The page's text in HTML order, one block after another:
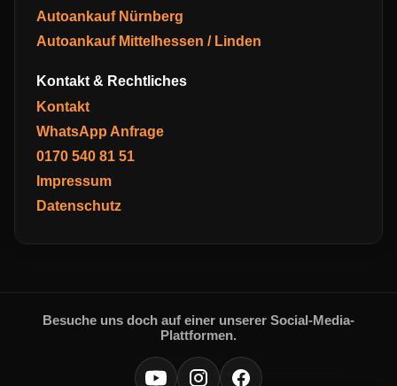
Autoankauf Nürnberg
Autoankauf Mittelhessen / Linden
Kontakt & Rechtliches
Kontakt
WhatsApp Anfrage
0170 540 81 51
Impressum
Datenschutz
Besuche uns doch auf einer unserer Social-Media-
Plattformen.